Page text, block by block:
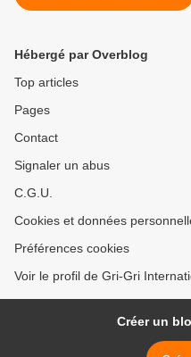
Hébergé par Overblog
Top articles
Pages
Contact
Signaler un abus
C.G.U.
Cookies et données
Préférences cookies
Voir le profil de Gri-Gri
Créer un